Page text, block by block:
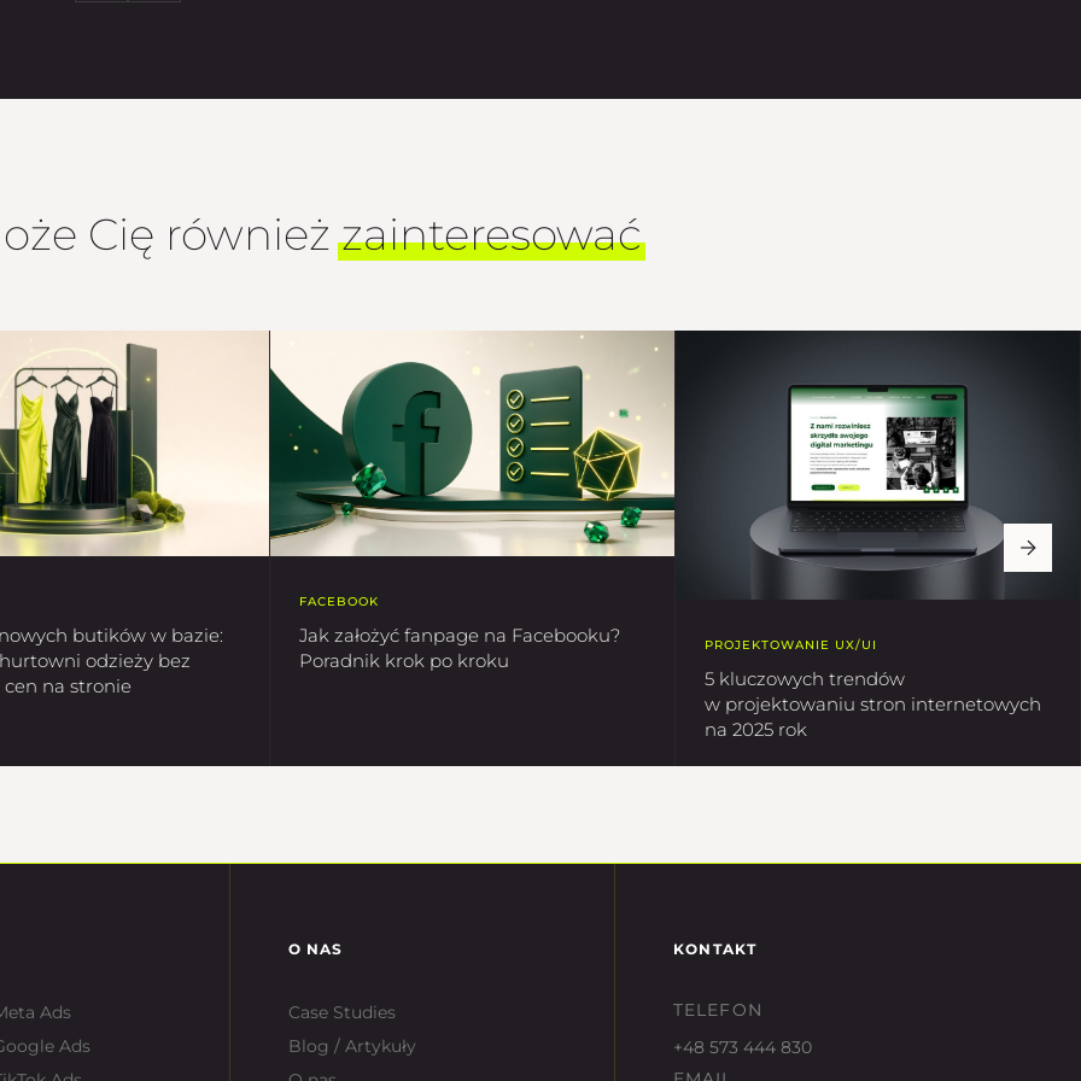
Cię równieżzainteresować
butików w bazie:
odzieży bez
na stronie
FACEBOOK
Jak założyć fanpage na Facebooku?
Poradnik krok po kroku
PROJEKTOWANIE UX/UI
5 kluczowych trendów
w projektowaniu stron internetowych
na 2025 rok
Ads
Ads
O NAS
Case Studies
Blog / Artykuły
KONTAKT
TELEFON
+48 573 444 830